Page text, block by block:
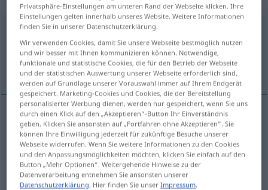
chic [ʃɪk]
Übersicht aller Übersetzungen
(Für mehr Details die Übersetzung anklicken/antippen)
chic → siehe „schick“
Synonyme für "chic"
Privatsphäre-Einstellungen am unteren Rand der Webseite klicken. Ihre
Einstellungen gelten innerhalb unseres Website. Weitere Informationen
finden Sie in unserer Datenschutzerklärung.
Wir verwenden Cookies, damit Sie unsere Webseite bestmöglich nutzen
und wir besser mit Ihnen kommunizieren können. Notwendige,
funktionale und statistische Cookies, die für den Betrieb der Webseite
und der statistischen Auswertung unserer Webseite erforderlich sind,
werden auf Grundlage unserer Vorauswahl immer auf Ihrem Endgerät
gespeichert. Marketing-Cookies und Cookies, die der Bereitstellung
personalisierter Werbung dienen, werden nur gespeichert, wenn Sie uns
durch einen Klick auf den „Akzeptieren“-Button Ihr Einverständnis
geben. Klicken Sie ansonsten auf „Fortfahren ohne Akzeptieren“. Sie
können Ihre Einwilligung jederzeit für zukünftige Besuche unserer
Webseite widerrufen. Wenn Sie weitere Informationen zu den Cookies
und den Anpassungsmöglichkeiten möchten, klicken Sie einfach auf den
Button „Mehr Optionen“. Weitergehende Hinweise zu der
Datenverarbeitung entnehmen Sie ansonsten unserer
Datenschutzerklärung. Hier finden Sie unserImpressum.